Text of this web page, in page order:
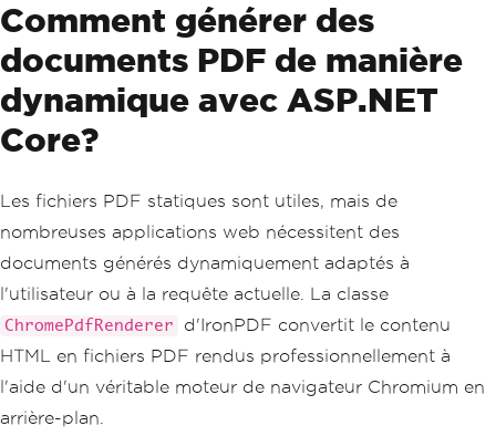
Comment générer des
documents PDF de manière
dynamique avec ASP.NET
Core?
Les fichiers PDF statiques sont utiles, mais de
nombreuses applications web nécessitent des
documents générés dynamiquement adaptés à
l'utilisateur ou à la requête actuelle. La classe
ChromePdfRenderer
d'IronPDF convertit le contenu
HTML en fichiers PDF rendus professionnellement à
l'aide d'un véritable moteur de navigateur Chromium en
arrière-plan.